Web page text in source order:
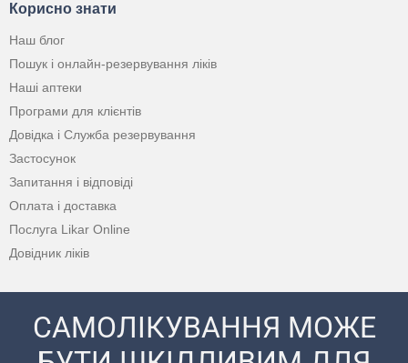
Корисно знати
Наш блог
Пошук і онлайн-резервування ліків
Наші аптеки
Програми для клієнтів
Довідка і Служба резервування
Застосунок
Запитання і відповіді
Оплата і доставка
Послуга Likar Online
Довідник ліків
САМОЛІКУВАННЯ МОЖЕ